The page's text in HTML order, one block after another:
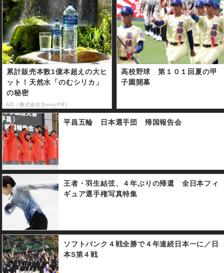
累計販売本数1億本超えの大ヒ
ット！天然水「のむシリカ」
の秘密
AD（株式会社Qvou|PR）
高校野球 第１０１回夏の甲
子園開幕
平昌五輪 日本選手団 帰国報告会
王者・羽生結弦、４年ぶりの帰還 全日本フィ
ギュア選手権写真特集
ソフトバンク４戦全勝で４年連続日本一に／日
本S第４戦